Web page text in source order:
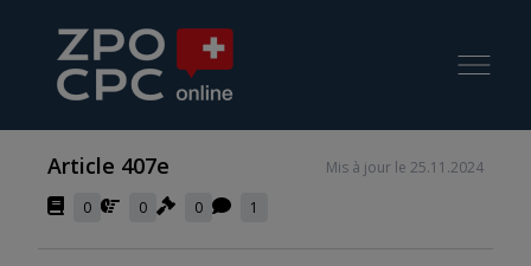
Article 407e
Mis à jour le 25.11.2024
0
0 0 1